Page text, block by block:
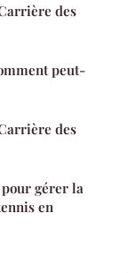
des
peut-
des
gérer la
en